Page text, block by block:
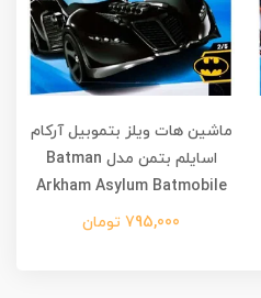
ماشین هات ویلز بتموبیل آرکام
اسایلم بتمن مدل Batman
Arkham Asylum Batmobile
795,000 تومان